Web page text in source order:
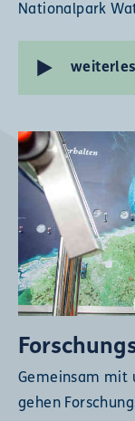
Nationalpark
Gemeinsam mit
gehen